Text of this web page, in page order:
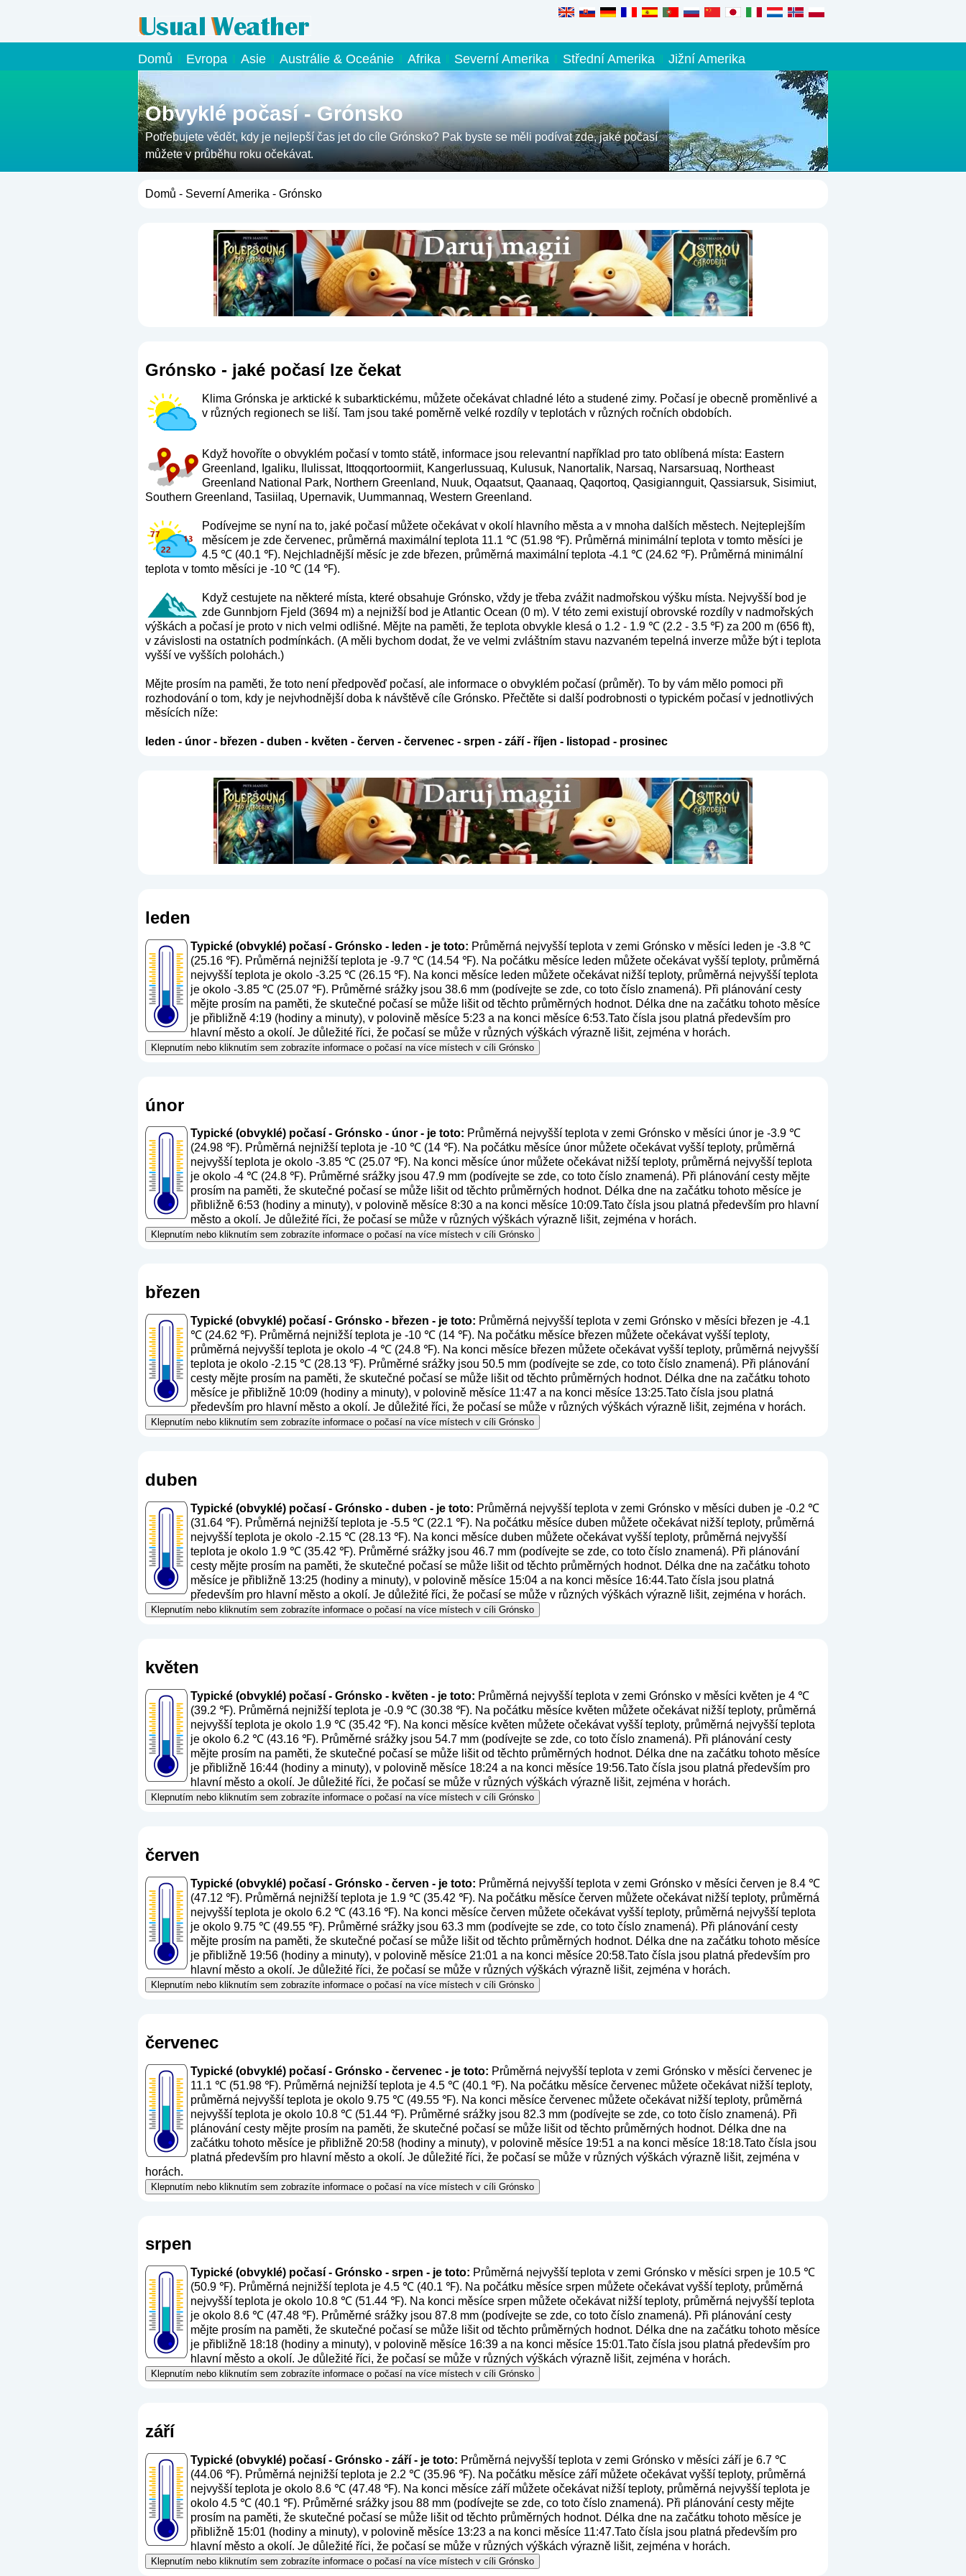
Domů Evropa Asie Austrálie & Oceánie Afrika Severní Amerika Střední Amerika Jižní Amerika
Obvyklé počasí - Grónsko
Potřebujete vědět, kdy je nejlepší čas jet do cíle Grónsko? Pak byste se měli podívat zde, jaké počasí
můžete v průběhu roku očekávat.
Domů - Severní Amerika - Grónsko
Grónsko - jaké počasí lze čekat
Klima Grónska je arktické k subarktickému, můžete očekávat chladné léto a studené zimy. Počasí je obecně proměnlivé a
v různých regionech se liší. Tam jsou také poměrně velké rozdíly v teplotách v různých ročních obdobích.
Když hovoříte o obvyklém počasí v tomto státě, informace jsou relevantní například pro tato oblíbená místa: Eastern
Greenland, Igaliku, Ilulissat, Ittoqqortoormiit, Kangerlussuaq, Kulusuk, Nanortalik, Narsaq, Narsarsuaq, Northeast
Greenland National Park, Northern Greenland, Nuuk, Oqaatsut, Qaanaaq, Qaqortoq, Qasigiannguit, Qassiarsuk, Sisimiut,
Southern Greenland, Tasiilaq, Upernavik, Uummannaq, Western Greenland.
Podívejme se nyní na to, jaké počasí můžete očekávat v okolí hlavního města a v mnoha dalších městech. Nejteplejším
měsícem je zde červenec, průměrná maximální teplota 11.1 ℃ (51.98 ℉). Průměrná minimální teplota v tomto měsíci je
4.5 ℃ (40.1 ℉). Nejchladnější měsíc je zde březen, průměrná maximální teplota -4.1 ℃ (24.62 ℉). Průměrná minimální
teplota v tomto měsíci je -10 ℃ (14 ℉).
Když cestujete na některé místa, které obsahuje Grónsko, vždy je třeba zvážit nadmořskou výšku místa. Nejvyšší bod je
zde Gunnbjorn Fjeld (3694 m) a nejnižší bod je Atlantic Ocean (0 m). V této zemi existují obrovské rozdíly v nadmořských
výškách a počasí je proto v nich velmi odlišné. Mějte na paměti, že teplota obvykle klesá o 1.2 - 1.9 ℃ (2.2 - 3.5 ℉) za 200 m (656 ft),
v závislosti na ostatních podmínkách. (A měli bychom dodat, že ve velmi zvláštním stavu nazvaném tepelná inverze může být i teplota
vyšší ve vyšších polohách.)
Mějte prosím na paměti, že toto není předpověď počasí, ale informace o obvyklém počasí (průměr). To by vám mělo pomoci při
rozhodování o tom, kdy je nejvhodnější doba k návštěvě cíle Grónsko. Přečtěte si další podrobnosti o typickém počasí v jednotlivých
měsících níže:
leden - únor- březen - duben - květen - červen - červenec- srpen - září- říjen - listopad - prosinec
leden
Typické (obvyklé) počasí - Grónsko - leden - je toto: Průměrná nejvyšší teplota v zemi Grónsko v měsíci leden je -3.8 ℃
(25.16 ℉). Průměrná nejnižší teplota je -9.7 ℃ (14.54 ℉). Na počátku měsíce leden můžete očekávat vyšší teploty, průměrná
nejvyšší teplota je okolo -3.25 ℃ (26.15 ℉). Na konci měsíce leden můžete očekávat nižší teploty, průměrná nejvyšší teplota
je okolo -3.85 ℃ (25.07 ℉). Průměrné srážky jsou 38.6 mm (podívejte se zde, co toto číslo znamená). Při plánování cesty
mějte prosím na paměti, že skutečné počasí se může lišit od těchto průměrných hodnot. Délka dne na začátku tohoto měsíce
je přibližně 4:19 (hodiny a minuty), v polovině měsíce 5:23 a na konci měsíce 6:53.Tato čísla jsou platná především pro
hlavní město a okolí. Je důležité říci, že počasí se může v různých výškách výrazně lišit, zejména v horách.
Klepnutím nebo kliknutím sem zobrazíte informace o počasí na více místech v cíli Grónsko
únor
Typické (obvyklé) počasí - Grónsko - únor - je toto: Průměrná nejvyšší teplota v zemi Grónsko v měsíci únor je -3.9 ℃
(24.98 ℉). Průměrná nejnižší teplota je -10 ℃ (14 ℉). Na počátku měsíce únor můžete očekávat vyšší teploty, průměrná
nejvyšší teplota je okolo -3.85 ℃ (25.07 ℉). Na konci měsíce únor můžete očekávat nižší teploty, průměrná nejvyšší teplota
je okolo -4 ℃ (24.8 ℉). Průměrné srážky jsou 47.9 mm (podívejte se zde, co toto číslo znamená). Při plánování cesty mějte
prosím na paměti, že skutečné počasí se může lišit od těchto průměrných hodnot. Délka dne na začátku tohoto měsíce je
přibližně 6:53 (hodiny a minuty), v polovině měsíce 8:30 a na konci měsíce 10:09.Tato čísla jsou platná především pro hlavní
město a okolí. Je důležité říci, že počasí se může v různých výškách výrazně lišit, zejména v horách.
Klepnutím nebo kliknutím sem zobrazíte informace o počasí na více místech v cíli Grónsko
březen
Typické (obvyklé) počasí - Grónsko - březen - je toto: Průměrná nejvyšší teplota v zemi Grónsko v měsíci březen je -4.1
℃ (24.62 ℉). Průměrná nejnižší teplota je -10 ℃ (14 ℉). Na počátku měsíce březen můžete očekávat vyšší teploty,
průměrná nejvyšší teplota je okolo -4 ℃ (24.8 ℉). Na konci měsíce březen můžete očekávat vyšší teploty, průměrná nejvyšší
teplota je okolo -2.15 ℃ (28.13 ℉). Průměrné srážky jsou 50.5 mm (podívejte se zde, co toto číslo znamená). Při plánování
cesty mějte prosím na paměti, že skutečné počasí se může lišit od těchto průměrných hodnot. Délka dne na začátku tohoto
měsíce je přibližně 10:09 (hodiny a minuty), v polovině měsíce 11:47 a na konci měsíce 13:25.Tato čísla jsou platná
především pro hlavní město a okolí. Je důležité říci, že počasí se může v různých výškách výrazně lišit, zejména v horách.
Klepnutím nebo kliknutím sem zobrazíte informace o počasí na více místech v cíli Grónsko
duben
Typické (obvyklé) počasí - Grónsko - duben - je toto: Průměrná nejvyšší teplota v zemi Grónsko v měsíci duben je -0.2 ℃
(31.64 ℉). Průměrná nejnižší teplota je -5.5 ℃ (22.1 ℉). Na počátku měsíce duben můžete očekávat nižší teploty, průměrná
nejvyšší teplota je okolo -2.15 ℃ (28.13 ℉). Na konci měsíce duben můžete očekávat vyšší teploty, průměrná nejvyšší
teplota je okolo 1.9 ℃ (35.42 ℉). Průměrné srážky jsou 46.7 mm (podívejte se zde, co toto číslo znamená). Při plánování
cesty mějte prosím na paměti, že skutečné počasí se může lišit od těchto průměrných hodnot. Délka dne na začátku tohoto
měsíce je přibližně 13:25 (hodiny a minuty), v polovině měsíce 15:04 a na konci měsíce 16:44.Tato čísla jsou platná
především pro hlavní město a okolí. Je důležité říci, že počasí se může v různých výškách výrazně lišit, zejména v horách.
Klepnutím nebo kliknutím sem zobrazíte informace o počasí na více místech v cíli Grónsko
květen
Typické (obvyklé) počasí - Grónsko - květen - je toto: Průměrná nejvyšší teplota v zemi Grónsko v měsíci květen je 4 ℃
(39.2 ℉). Průměrná nejnižší teplota je -0.9 ℃ (30.38 ℉). Na počátku měsíce květen můžete očekávat nižší teploty, průměrná
nejvyšší teplota je okolo 1.9 ℃ (35.42 ℉). Na konci měsíce květen můžete očekávat vyšší teploty, průměrná nejvyšší teplota
je okolo 6.2 ℃ (43.16 ℉). Průměrné srážky jsou 54.7 mm (podívejte se zde, co toto číslo znamená). Při plánování cesty
mějte prosím na paměti, že skutečné počasí se může lišit od těchto průměrných hodnot. Délka dne na začátku tohoto měsíce
je přibližně 16:44 (hodiny a minuty), v polovině měsíce 18:24 a na konci měsíce 19:56.Tato čísla jsou platná především pro
hlavní město a okolí. Je důležité říci, že počasí se může v různých výškách výrazně lišit, zejména v horách.
Klepnutím nebo kliknutím sem zobrazíte informace o počasí na více místech v cíli Grónsko
červen
Typické (obvyklé) počasí - Grónsko - červen - je toto: Průměrná nejvyšší teplota v zemi Grónsko v měsíci červen je 8.4 ℃
(47.12 ℉). Průměrná nejnižší teplota je 1.9 ℃ (35.42 ℉). Na počátku měsíce červen můžete očekávat nižší teploty, průměrná
nejvyšší teplota je okolo 6.2 ℃ (43.16 ℉). Na konci měsíce červen můžete očekávat vyšší teploty, průměrná nejvyšší teplota
je okolo 9.75 ℃ (49.55 ℉). Průměrné srážky jsou 63.3 mm (podívejte se zde, co toto číslo znamená). Při plánování cesty
mějte prosím na paměti, že skutečné počasí se může lišit od těchto průměrných hodnot. Délka dne na začátku tohoto měsíce
je přibližně 19:56 (hodiny a minuty), v polovině měsíce 21:01 a na konci měsíce 20:58.Tato čísla jsou platná především pro
hlavní město a okolí. Je důležité říci, že počasí se může v různých výškách výrazně lišit, zejména v horách.
Klepnutím nebo kliknutím sem zobrazíte informace o počasí na více místech v cíli Grónsko
červenec
Typické (obvyklé) počasí - Grónsko - červenec - je toto: Průměrná nejvyšší teplota v zemi Grónsko v měsíci červenec je
11.1 ℃ (51.98 ℉). Průměrná nejnižší teplota je 4.5 ℃ (40.1 ℉). Na počátku měsíce červenec můžete očekávat nižší teploty,
průměrná nejvyšší teplota je okolo 9.75 ℃ (49.55 ℉). Na konci měsíce červenec můžete očekávat nižší teploty, průměrná
nejvyšší teplota je okolo 10.8 ℃ (51.44 ℉). Průměrné srážky jsou 82.3 mm (podívejte se zde, co toto číslo znamená). Při
plánování cesty mějte prosím na paměti, že skutečné počasí se může lišit od těchto průměrných hodnot. Délka dne na
začátku tohoto měsíce je přibližně 20:58 (hodiny a minuty), v polovině měsíce 19:51 a na konci měsíce 18:18.Tato čísla jsou
platná především pro hlavní město a okolí. Je důležité říci, že počasí se může v různých výškách výrazně lišit, zejména v
horách.
Klepnutím nebo kliknutím sem zobrazíte informace o počasí na více místech v cíli Grónsko
srpen
Typické (obvyklé) počasí - Grónsko - srpen - je toto: Průměrná nejvyšší teplota v zemi Grónsko v měsíci srpen je 10.5 ℃
(50.9 ℉). Průměrná nejnižší teplota je 4.5 ℃ (40.1 ℉). Na počátku měsíce srpen můžete očekávat vyšší teploty, průměrná
nejvyšší teplota je okolo 10.8 ℃ (51.44 ℉). Na konci měsíce srpen můžete očekávat nižší teploty, průměrná nejvyšší teplota
je okolo 8.6 ℃ (47.48 ℉). Průměrné srážky jsou 87.8 mm (podívejte se zde, co toto číslo znamená). Při plánování cesty
mějte prosím na paměti, že skutečné počasí se může lišit od těchto průměrných hodnot. Délka dne na začátku tohoto měsíce
je přibližně 18:18 (hodiny a minuty), v polovině měsíce 16:39 a na konci měsíce 15:01.Tato čísla jsou platná především pro
hlavní město a okolí. Je důležité říci, že počasí se může v různých výškách výrazně lišit, zejména v horách.
Klepnutím nebo kliknutím sem zobrazíte informace o počasí na více místech v cíli Grónsko
září
Typické (obvyklé) počasí - Grónsko - září - je toto: Průměrná nejvyšší teplota v zemi Grónsko v měsíci září je 6.7 ℃
(44.06 ℉). Průměrná nejnižší teplota je 2.2 ℃ (35.96 ℉). Na počátku měsíce září můžete očekávat vyšší teploty, průměrná
nejvyšší teplota je okolo 8.6 ℃ (47.48 ℉). Na konci měsíce září můžete očekávat nižší teploty, průměrná nejvyšší teplota je
okolo 4.5 ℃ (40.1 ℉). Průměrné srážky jsou 88 mm (podívejte se zde, co toto číslo znamená). Při plánování cesty mějte
prosím na paměti, že skutečné počasí se může lišit od těchto průměrných hodnot. Délka dne na začátku tohoto měsíce je
přibližně 15:01 (hodiny a minuty), v polovině měsíce 13:23 a na konci měsíce 11:47.Tato čísla jsou platná především pro
hlavní město a okolí. Je důležité říci, že počasí se může v různých výškách výrazně lišit, zejména v horách.
Klepnutím nebo kliknutím sem zobrazíte informace o počasí na více místech v cíli Grónsko